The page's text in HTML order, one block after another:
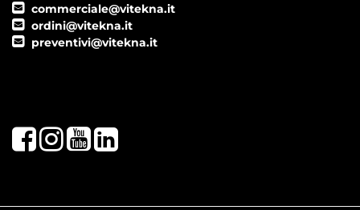
commerciale@vitekna.it
ordini@vitekna.it
preventivi@vitekna.it
FacebookInstagram
YoutubeLinkedIn